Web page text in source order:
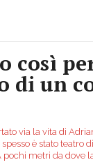
così
di un
via la vita di
è stato teatro
metri da dove